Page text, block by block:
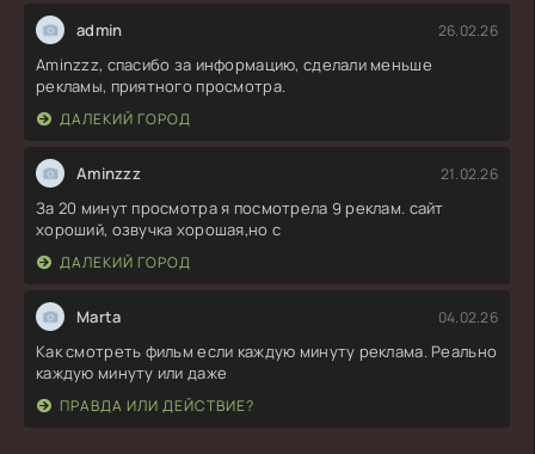
admin 26.02.26
Aminzzz, спасибо за информацию, сделали меньше
рекламы, приятного просмотра.
ДАЛЕКИЙ ГОРОД
Aminzzz 21.02.26
За 20 минут просмотра я посмотрела 9 реклам. сайт
хороший, озвучка хорошая,но с
ДАЛЕКИЙ ГОРОД
Marta 04.02.26
Как смотреть фильм если каждую минуту реклама. Реально
каждую минуту или даже
ПРАВДА ИЛИ ДЕЙСТВИЕ?